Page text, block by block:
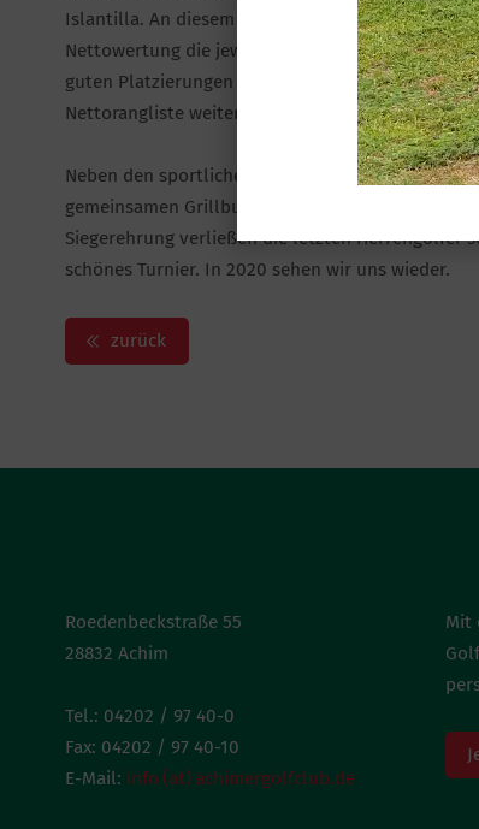
Islantilla. An diesem Tag kam keiner an Ralph
Nettowertung die jeweils 1.250 Punkte für das
guten Platzierungen von Kai Boie, Jörg Wendt,
Nettorangliste weiter zusammen.
Neben den sportlichen Highlights kam aber
gemeinsamen Grillbuffet mit kühlen Getränken
Siegerehrung verließen die letzten Herrengolfer
schönes Turnier. In 2020 sehen wir uns wieder.
zurück
Roedenbeckstraße 55
28832 Achim
Tel.: 04202 / 97 40-0
Fax: 04202 / 97 40-10
E-Mail: info (at) achimergolfclub.de
Mit